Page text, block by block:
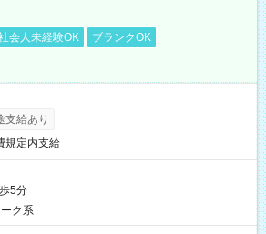
会人未経験OK
ブランクOK
支給あり
規定内支給
5分
ク系